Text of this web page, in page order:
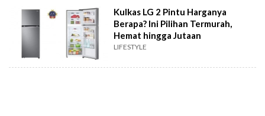
Kulkas LG 2 Pintu Harganya
Berapa? Ini Pilihan Termurah,
Hemat hingga Jutaan
LIFESTYLE